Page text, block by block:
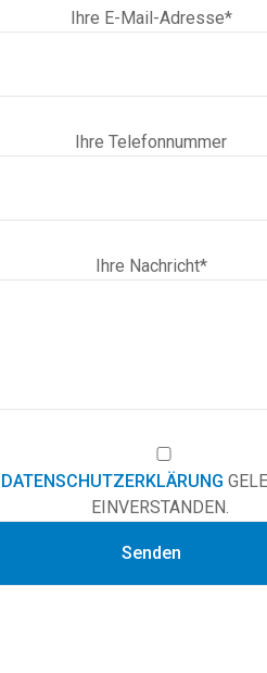
Ihre E-Mail-Adresse*
Ihre Telefonnummer
Ihre Nachricht*
DATENSCHUTZERKLÄRUNG
EINVERSTANDEN.